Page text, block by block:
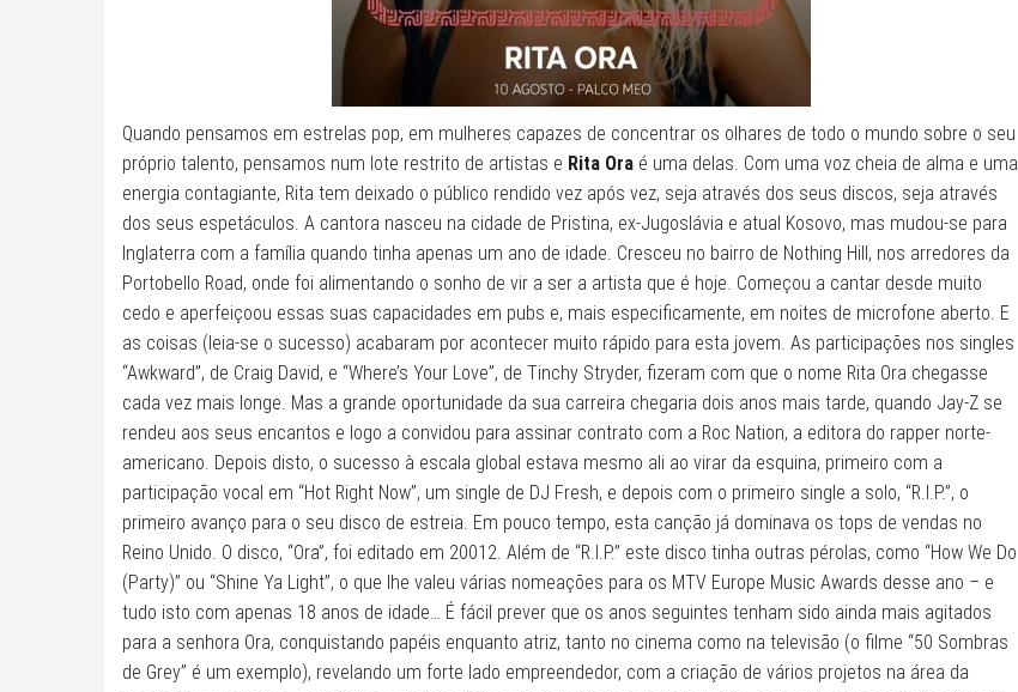
Quando pensamos em estrelas pop, em mulheres capazes de concentrar os olhares de todo o mundo sobre o seu
próprio talento, pensamos num lote restrito de artistas e Rita Ora é uma delas. Com uma voz cheia de alma e uma
energia contagiante, Rita tem deixado o público rendido vez após vez, seja através dos seus discos, seja através
dos seus espetáculos. A cantora nasceu na cidade de Pristina, ex-Jugoslávia e atual Kosovo, mas mudou-se para
Inglaterra com a família quando tinha apenas um ano de idade. Cresceu no bairro de Nothing Hill, nos arredores da
Portobello Road, onde foi alimentando o sonho de vir a ser a artista que é hoje. Começou a cantar desde muito
cedo e aperfeiçoou essas suas capacidades em pubs e, mais especificamente, em noites de microfone aberto. E
as coisas (leia-se o sucesso) acabaram por acontecer muito rápido para esta jovem. As participações nos singles
“Awkward”, de Craig David, e “Where’s Your Love”, de Tinchy Stryder, fizeram com que o nome Rita Ora chegasse
cada vez mais longe. Mas a grande oportunidade da sua carreira chegaria dois anos mais tarde, quando Jay-Z se
rendeu aos seus encantos e logo a convidou para assinar contrato com a Roc Nation, a editora do rapper norte-
americano. Depois disto, o sucesso à escala global estava mesmo ali ao virar da esquina, primeiro com a
participação vocal em “Hot Right Now”, um single de DJ Fresh, e depois com o primeiro single a solo, “R.I.P.”, o
primeiro avanço para o seu disco de estreia. Em pouco tempo, esta canção já dominava os tops de vendas no
Reino Unido. O disco, “Ora”, foi editado em 20012. Além de “R.I.P.” este disco tinha outras pérolas, como “How We Do
(Party)” ou “Shine Ya Light”, o que lhe valeu várias nomeações para os MTV Europe Music Awards desse ano – e
tudo isto com apenas 18 anos de idade… É fácil prever que os anos seguintes tenham sido ainda mais agitados
para a senhora Ora, conquistando papéis enquanto atriz, tanto no cinema como na televisão (o filme “50 Sombras
de Grey” é um exemplo), revelando um forte lado empreendedor, com a criação de vários projetos na área da